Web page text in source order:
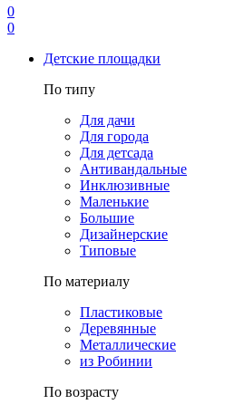
0
0
Детские площадки
По типу
Для дачи
Для города
Для детсада
Антивандальные
Инклюзивные
Маленькие
Большие
Дизайнерские
Типовые
По материалу
Пластиковые
Деревянные
Металлические
из Робинии
По возрасту